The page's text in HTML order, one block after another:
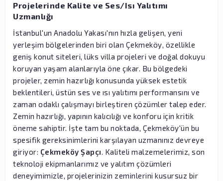
Projelerinde Kalite ve Ses/Isı Yalıtımı
Uzmanlığı
İstanbul'un Anadolu Yakası'nın hızla gelişen, yeni
yerleşim bölgelerinden biri olan Çekmeköy, özellikle
geniş konut siteleri, lüks villa projeleri ve doğal dokuyu
koruyan yaşam alanlarıyla öne çıkar. Bu bölgedeki
projeler, zemin hazırlığı konusunda yüksek estetik
beklentileri, üstün ses ve ısı yalıtımı performansını ve
zaman odaklı çalışmayı birleştiren çözümler talep eder.
Zemin hazırlığı, yapının kalıcılığı ve konforu için kritik
öneme sahiptir. İşte tam bu noktada, Çekmeköy'ün bu
spesifik gereksinimlerini karşılayan uzmanınız devreye
giriyor: Çekmeköy Şapçı. Kaliteli malzemelerimiz, son
teknoloji ekipmanlarımız ve yalıtım çözümleri
deneyimimizle, projelerinizin zeminlerini kusursuz bir